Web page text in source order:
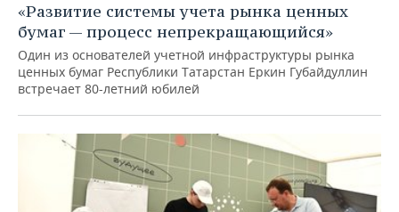
«Развитие системы учета рынка ценных
бумаг — процесс непрекращающийся»
Один из основателей учетной инфраструктуры рынка
ценных бумаг Республики Татарстан Еркин Губайдуллин
встречает 80-летний юбилей